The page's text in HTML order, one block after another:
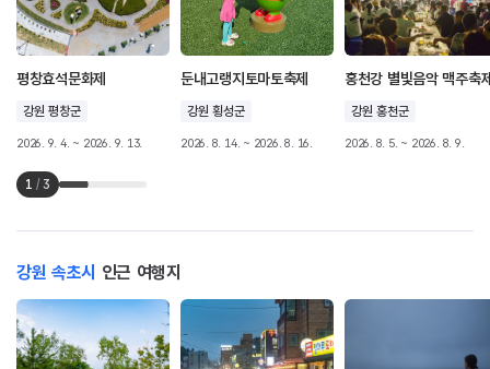
평창효석문화제
강원 평창군
2026. 9. 4. ~ 2026. 9. 13.
둔내고랭지토마토축제
강원 횡성군
2026. 8. 14. ~ 2026. 8. 16.
홍천강 별빛음악 맥주축
강원 홍천군
2026. 8. 5. ~ 2026. 8. 9.
1 / 3
강원 속초시 인근 여행지